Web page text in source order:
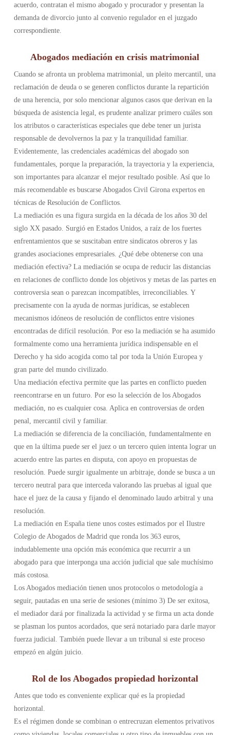
acuerdo, contratan el mismo abogado y procurador y presentan la
demanda de divorcio junto al convenio regulador en el juzgado
correspondiente.
Abogados mediación en crisis matrimonial
Cuando se afronta un problema matrimonial, un pleito mercantil, una
reclamación de deuda o se generen conflictos durante la repartición
de una herencia, por solo mencionar algunos casos que derivan en la
búsqueda de asistencia legal, es prudente analizar primero cuáles son
los atributos o características especiales que debe tener un jurista
responsable de devolvernos la paz y la tranquilidad familiar.
Evidentemente, las credenciales académicas del abogado son
fundamentales, porque la preparación, la trayectoria y la experiencia,
son importantes para alcanzar el mejor resultado posible. Así que lo
más recomendable es buscarse Abogados Civil Girona expertos en
técnicas de Resolución de Conflictos.
La mediación es una figura surgida en la década de los años 30 del
siglo XX pasado. Surgió en Estados Unidos, a raíz de los fuertes
enfrentamientos que se suscitaban entre sindicatos obreros y las
grandes asociaciones empresariales. ¿Qué debe obtenerse con una
mediación efectiva? La mediación se ocupa de reducir las distancias
en relaciones de conflicto donde los objetivos y metas de las partes en
controversia sean o parezcan incompatibles, irreconciliables. Y
precisamente con la ayuda de normas jurídicas, se establecen
mecanismos idóneos de resolución de conflictos entre visiones
encontradas de difícil resolución. Por eso la mediación se ha asumido
formalmente como una herramienta jurídica indispensable en el
Derecho y ha sido acogida como tal por toda la Unión Europea y
gran parte del mundo civilizado.
Una mediación efectiva permite que las partes en conflicto pueden
reencontrarse en un futuro. Por eso la selección de los Abogados
mediación, no es cualquier cosa. Aplica en controversias de orden
penal, mercantil civil y familiar.
La mediación se diferencia de la conciliación, fundamentalmente en
que en la última puede ser el juez o un tercero quien intenta lograr un
acuerdo entre las partes en disputa, con apoyo en propuestas de
resolución. Puede surgir igualmente un arbitraje, donde se busca a un
tercero neutral para que interceda valorando las pruebas al igual que
hace el juez de la causa y fijando el denominado laudo arbitral y una
resolución.
La mediación en España tiene unos costes estimados por el Ilustre
Colegio de Abogados de Madrid que ronda los 363 euros,
indudablemente una opción más económica que recurrir a un
abogado para que interponga una acción judicial que sale muchísimo
más costosa.
Los Abogados mediación tienen unos protocolos o metodología a
seguir, pautadas en una serie de sesiones (mínimo 3) De ser exitosa,
el mediador dará por finalizada la actividad y se firma un acta donde
se plasman los puntos acordados, que será notariado para darle mayor
fuerza judicial. También puede llevar a un tribunal si este proceso
empezó en algún juicio.
Rol de los Abogados propiedad horizontal
Antes que todo es conveniente explicar qué es la propiedad
horizontal.
Es el régimen donde se combinan o entrecruzan elementos privativos